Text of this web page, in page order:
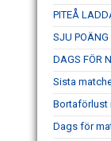
PITEÅ
SJU POÄNG
DAGS FÖR
Sista
Bortaförlust
Dags för